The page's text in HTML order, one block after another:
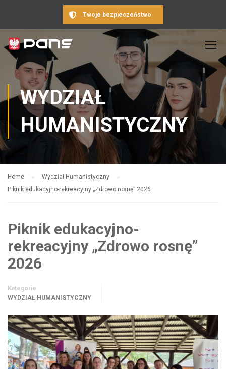
Twoje bezpieczeństwo
WYDZIAŁ
HUMANISTYCZNY
Home
Wydział Humanistyczny
Piknik edukacyjno-rekreacyjny „Zdrowo rosnę” 2026
Piknik edukacyjno-
rekreacyjny „Zdrowo rosnę”
2026
Kategorie
WYDZIAŁ HUMANISTYCZNY